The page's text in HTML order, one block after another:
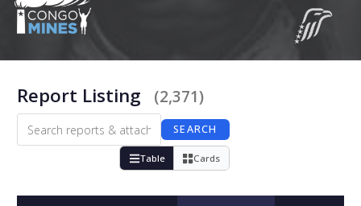
Report Listing (2,371)
SEARCH
Table Cards